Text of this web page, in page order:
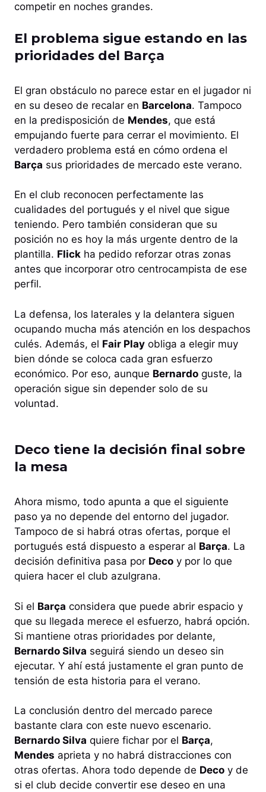
competir en noches grandes.
El problema sigue estando en las
prioridades del Barça
El gran obstáculo no parece estar en el jugador ni
en su deseo de recalar en Barcelona. Tampoco
en la predisposición de Mendes, que está
empujando fuerte para cerrar el movimiento. El
verdadero problema está en cómo ordena el
Barça sus prioridades de mercado este verano.
En el club reconocen perfectamente las
cualidades del portugués y el nivel que sigue
teniendo. Pero también consideran que su
posición no es hoy la más urgente dentro de la
plantilla. Flick ha pedido reforzar otras zonas
antes que incorporar otro centrocampista de ese
perfil.
La defensa, los laterales y la delantera siguen
ocupando mucha más atención en los despachos
culés. Además, el Fair Play obliga a elegir muy
bien dónde se coloca cada gran esfuerzo
económico. Por eso, aunque Bernardo guste, la
operación sigue sin depender solo de su
voluntad.
Deco tiene la decisión final sobre
la mesa
Ahora mismo, todo apunta a que el siguiente
paso ya no depende del entorno del jugador.
Tampoco de si habrá otras ofertas, porque el
portugués está dispuesto a esperar al Barça. La
decisión definitiva pasa por Deco y por lo que
quiera hacer el club azulgrana.
Si el Barça considera que puede abrir espacio y
que su llegada merece el esfuerzo, habrá opción.
Si mantiene otras prioridades por delante,
Bernardo Silva seguirá siendo un deseo sin
ejecutar. Y ahí está justamente el gran punto de
tensión de esta historia para el verano.
La conclusión dentro del mercado parece
bastante clara con este nuevo escenario.
Bernardo Silva quiere fichar por el Barça,
Mendes aprieta y no habrá distracciones con
otras ofertas. Ahora todo depende de Deco y de
si el club decide convertir ese deseo en una